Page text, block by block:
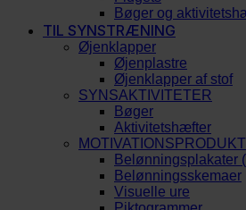
Bøger og
TIL SYNSTRÆNING
Øjenklapper
Øjenplastre
Øjenklapper af stof
SYNSAKTIVITETER
Bøger
Aktivitetshæfter
Belønningsplakater
Belønningsskemaer
Visuelle ure